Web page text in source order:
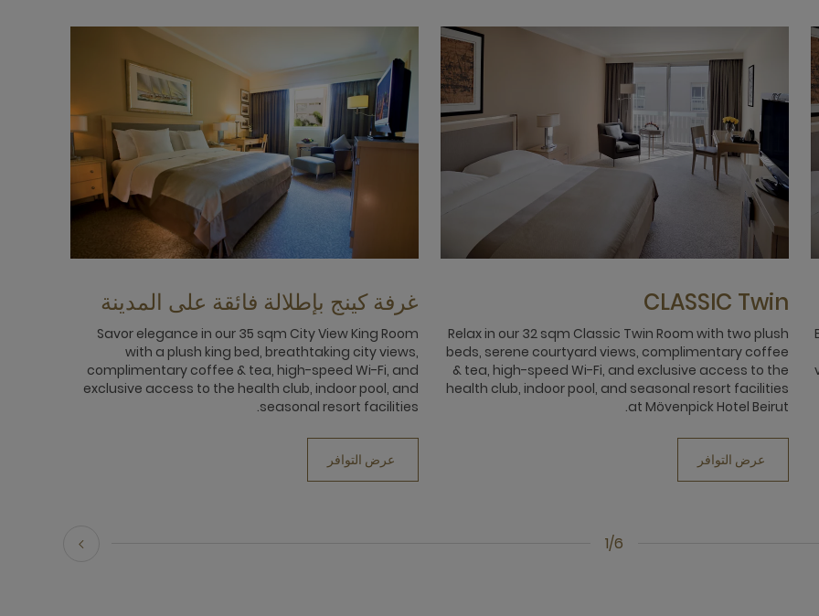
1/6
CLASSIC Twin
Relax in our 32 sqm Classic Twin Room with two plush
beds, serene courtyard views, complimentary coffee
& tea, high-speed Wi-Fi, and exclusive access to the
health club, indoor pool, and seasonal resort facilities
at Mövenpick Hotel Beirut.
عرض التوافر
غرفة كينج بإطلالة فائقة على المدينة
Savor elegance in our 35 sqm City View King Room
with a plush king bed, breathtaking city views,
complimentary coffee & tea, high-speed Wi-Fi, and
exclusive access to the health club, indoor pool, and
seasonal resort facilities.
عرض التوافر